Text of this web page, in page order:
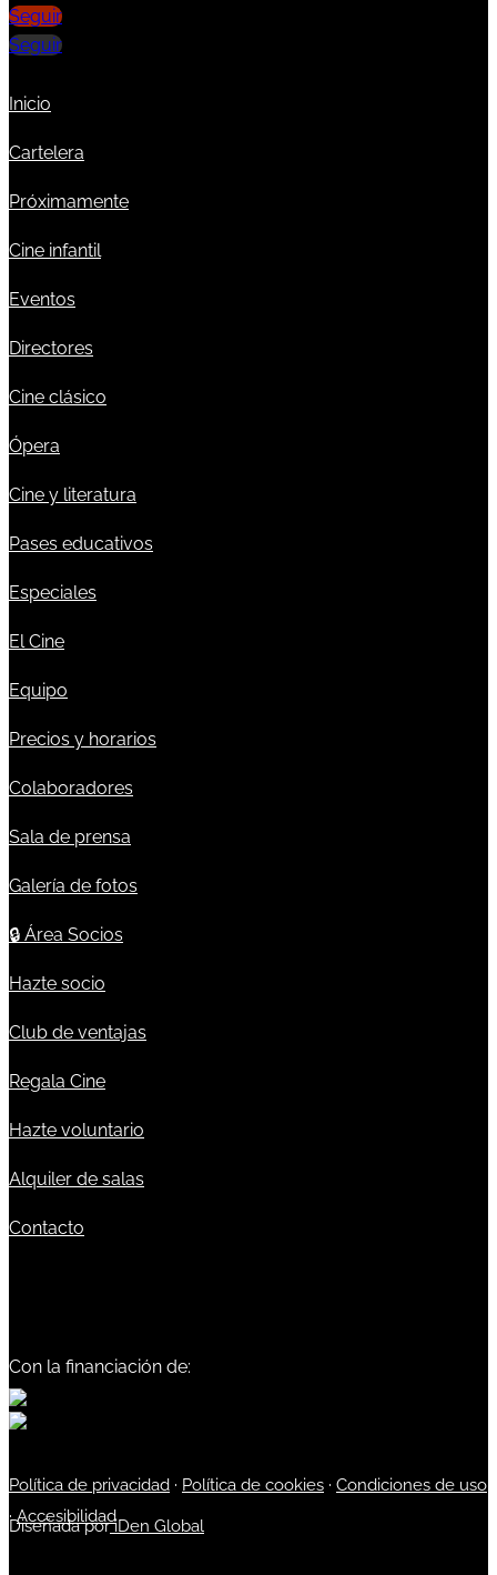
Seguir
Seguir
Inicio
Cartelera
Próximamente
Cine infantil
Eventos
Directores
Cine clásico
Ópera
Cine y literatura
Pases educativos
Especiales
El Cine
Equipo
Precios y horarios
Colaboradores
Sala de prensa
Galería de fotos
🔒 Área Socios
Hazte socio
Club de ventajas
Regala Cine
Hazte voluntario
Alquiler de salas
Contacto
Con la financiación de:
Política de privacidad · Política de cookies · Condiciones de uso
·Accesibilidad
Diseñada poriDen Global